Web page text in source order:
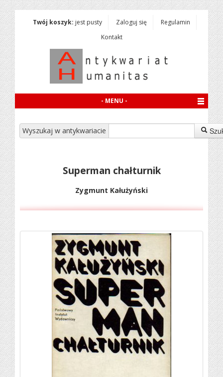
Twój koszyk: jest pusty Zaloguj się
Regulamin
Kontakt
- MENU -
Wyszukaj w antykwariacie
Superman chałturnik
Zygmunt Kałużyński